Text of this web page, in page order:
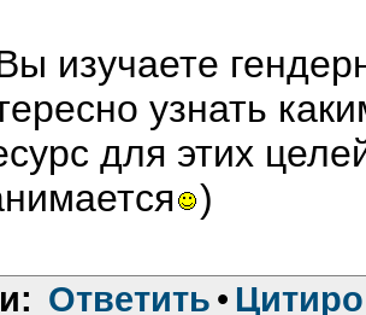
изучаете
узнать
для этих
)
Ответить •